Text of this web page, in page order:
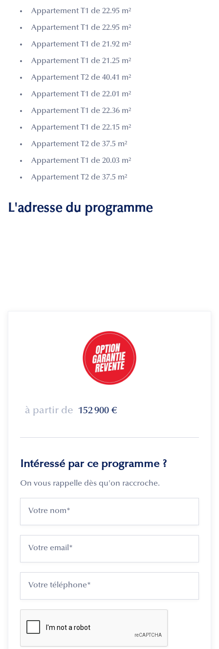
Appartement T1 de 22.95 m²
Appartement T1 de 22.95 m²
Appartement T1 de 21.92 m²
Appartement T1 de 21.25 m²
Appartement T2 de 40.41 m²
Appartement T1 de 22.01 m²
Appartement T1 de 22.36 m²
Appartement T1 de 22.15 m²
Appartement T2 de 37.5 m²
Appartement T1 de 20.03 m²
Appartement T2 de 37.5 m²
L'adresse du programme
à partir de 152 900 €
Intéressé par ce programme ?
On vous rappelle dès qu'on raccroche.